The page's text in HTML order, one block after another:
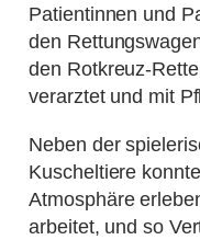
Patientinnen und
den
den Rotkreuz-
verarztet und mit
Neben der
Kuscheltiere
Atmosphäre
arbeitet, und so